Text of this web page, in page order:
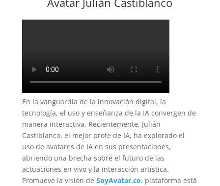
En la vanguardia de la innovación digital, la
tecnología, el uso y enseñanza de la IA convergen de
manera interactiva. Recientemente, Julián
Castiblanco, el mejor profe de IA, ha explorado el
uso de avatares de IA en sus presentaciones,
abriendo una brecha sobre el futuro de las
actuaciones en vivo y la interacción artística.
Promueve la visión de SoyAvatar.co. plataforma está